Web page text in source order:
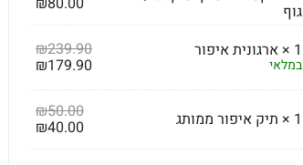
גוף
1
×ארגונית איפור
במלאי
₪239.90
₪179.90
1
× תיק איפור ממותג ₪50.00
₪40.00